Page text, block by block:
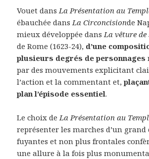
Vouet dansLa Présentation au
ébauchée dansLa Circoncisionde
mieux développée dansLa vêture
de Rome (1623-24), d’une
plusieurs degrés de personnages
par des mouvements explicitant
l’action et la commentant et,
plan l’épisode essentiel.
Le choix deLa Présentation au
représenter les marches d’un grand
fuyantes et non plus frontales
une allure à la fois plus